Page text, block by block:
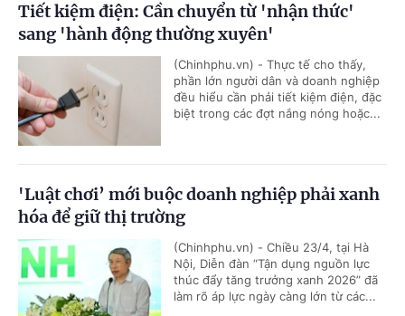
Tiết kiệm điện: Cần chuyển từ 'nhận thức'
sang 'hành động thường xuyên'
(Chinhphu.vn) - Thực tế cho thấy,
phần lớn người dân và doanh nghiệp
đều hiểu cần phải tiết kiệm điện, đặc
biệt trong các đợt nắng nóng hoặc...
'Luật chơi’ mới buộc doanh nghiệp phải xanh
hóa để giữ thị trường
(Chinhphu.vn) - Chiều 23/4, tại Hà
Nội, Diễn đàn “Tận dụng nguồn lực
thúc đẩy tăng trưởng xanh 2026” đã
làm rõ áp lực ngày càng lớn từ các...